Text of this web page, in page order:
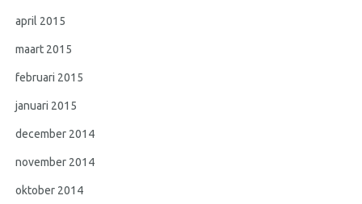
april 2015
maart 2015
februari 2015
januari 2015
december 2014
november 2014
oktober 2014